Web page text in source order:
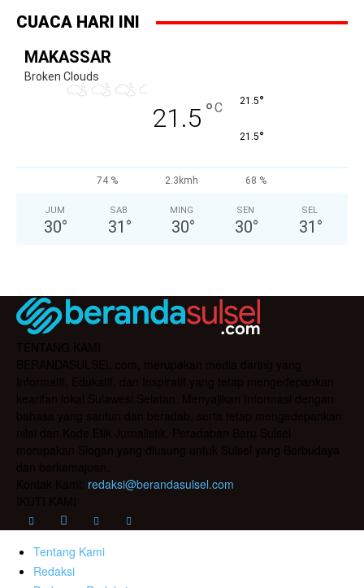
CUACA HARI INI
MAKASSAR
Broken Clouds
21.5 °C 21.5°
21.5°
74 % 2.3kmh 68 %
JUM
30°
SAB
31 °
MING
30°
SEN
30°
SEL
31 °
redaksi@berandasulsel.com
Tentang Kami
Redaksi